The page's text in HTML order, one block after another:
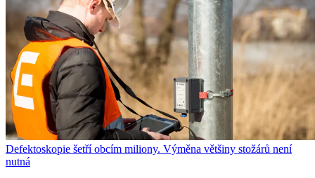
Defektoskopie šetří obcím miliony. Výměna většiny stožárů není
nutná